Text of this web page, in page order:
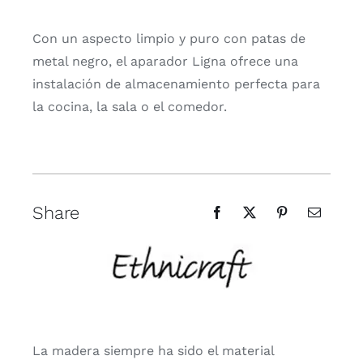
Con un aspecto limpio y puro con patas de
metal negro, el aparador Ligna ofrece una
instalación de almacenamiento perfecta para
la cocina, la sala o el comedor.
Share
La madera siempre ha sido el material